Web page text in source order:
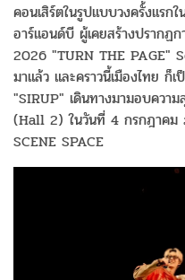
คอนเสิร์ตในรูปแบบวงครั้งแรกใ
อาร์แอนด์บี ผู้เคยสร้างปรากฏ
2026 "TURN THE PAGE"
มาแล้ว และคราวนี้เมืองไทย
"SIRUP" เดินทางมามอบคว
(Hall 2) ในวันที่ 4 กรกฎาคม
SCENE SPACE